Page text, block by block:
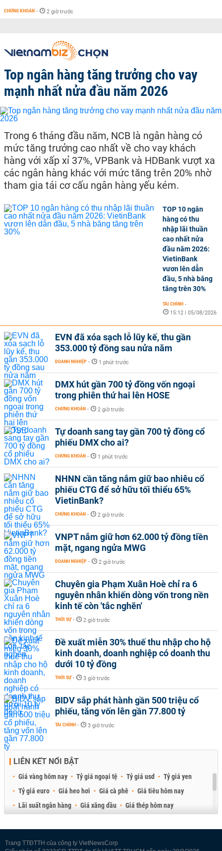
CHỨNG KHOÁN - 2 giờ trước
Top ngân hàng tăng trưởng cho vay
mạnh nhất nửa đầu năm 2026
Trong 6 tháng đầu năm, NCB là ngân hàng có
mức tăng trưởng cao nhất về cho vay khách
hàng với xấp xỉ 37%, VPBank và HDBank vượt xa
các ngân hàng khác với mức tăng trên 20% nhờ
tham gia tái cơ cấu ngân hàng yếu kém.
TOP 10 ngân
hàng có thu
nhập lãi thuần
cao nhất nửa
đầu năm 2026:
VietinBank
vươn lên dẫn
đầu, 5 nhà băng
tăng trên 30%
TÀI CHÍNH -
15:12 | 05/08/2026
EVN đã xóa sạch lỗ lũy kế, thu gần
353.000 tỷ đồng sau nửa năm
DOANH NGHIỆP - 1 phút trước
DMX hút gần 700 tỷ đồng vốn ngoại
trong phiên thứ hai lên HOSE
CHỨNG KHOÁN - 2 giờ trước
Tự doanh sang tay gần 700 tỷ đồng cổ
phiếu DMX cho ai?
CHỨNG KHOÁN - 1 phút trước
NHNN cần tăng nắm giữ bao nhiêu cổ
phiếu CTG để sở hữu tối thiểu 65%
VietinBank?
CHỨNG KHOÁN - 2 giờ trước
VNPT nắm giữ hơn 62.000 tỷ đồng tiền
mặt, ngang ngửa MWG
DOANH NGHIỆP - 2 giờ trước
Chuyên gia Phạm Xuân Hoè chỉ ra 6
nguyên nhân khiến dòng vốn trong nền
kinh tế còn 'tắc nghẽn'
THỜI SỰ - 2 giờ trước
Đề xuất miễn 30% thuế thu nhập cho hộ
kinh doanh, doanh nghiệp có doanh thu
dưới 10 tỷ đồng
THỜI SỰ - 3 giờ trước
BIDV sắp phát hành gần 500 triệu cổ
phiếu, tăng vốn lên gần 77.800 tỷ
TÀI CHÍNH - 3 giờ trước
LIÊN KẾT NỔI BẬT
Giá vàng hôm nay Tỷ giá ngoại tệ Tỷ giá usd
Tỷ giá yen
Tỷ giá euro
Giá heo hơi Giá cà phê
Giá tiêu hôm nay
Lãi suất ngân hàng
Giá xăng dầu
Giá thép hôm nay
Trang TTĐTTH của công ty VietNewsCorp